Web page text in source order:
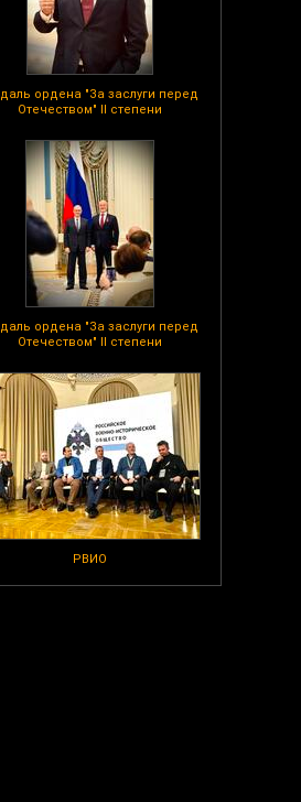
ордена "За заслуги перед
Отечеством" II степени
ордена "За заслуги перед
Отечеством" II степени
РВИО